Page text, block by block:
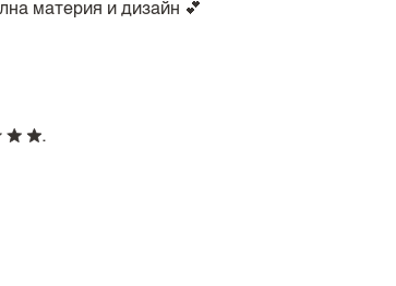
материя и дизайн 💕
.